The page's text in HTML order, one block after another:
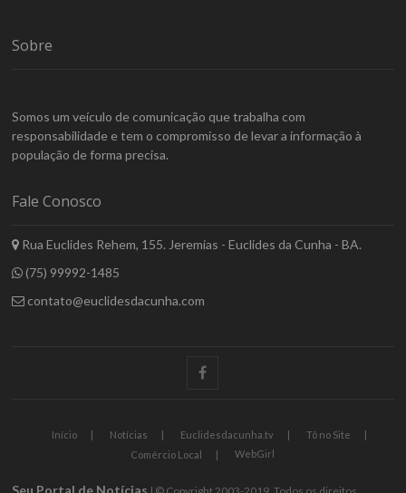
Sobre
Somos um veículo de comunicação que trabalha com
responsabilidade e tem o compromisso de levar a informação à
população de forma precisa.
Fale Conosco
Rua Euclides Rehem, 155. Jeremias - Euclides da Cunha - BA.
(75) 99992-1485
contato@euclidesdacunha.com
facebook
Início Notícias Euclidesdacunha.tv
Tô no Site
Comércio Local
WebGirl